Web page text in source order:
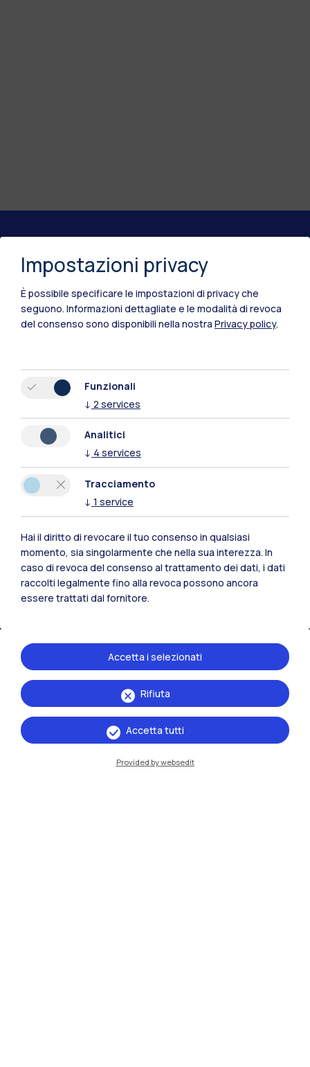
Polimi Community
Tutti i siti dell’ecosistema
Residenze Frontiere
IT EN
Sedi
Milano Leonardo
Cremona
Lecco
Mantova
Piacenza
Impostazioni privacy
È possibile specificare le impostazioni di privacy che
seguono. Informazioni dettagliate e le modalità di revoca
del consenso sono disponibili nella nostra Privacy policy.
Funzionali
↓ 2 services
Analitici
↓ 4 services
Tracciamento
↓ 1 service
Hai il diritto di revocare il tuo consenso in qualsiasi
momento, sia singolarmente che nella sua interezza. In
caso di revoca del consenso al trattamento dei dati, i dati
raccolti legalmente fino alla revoca possono ancora
essere trattati dal fornitore.
Rifiuta
Accetta i selezionati
Accetta tutti
Provided by websedit